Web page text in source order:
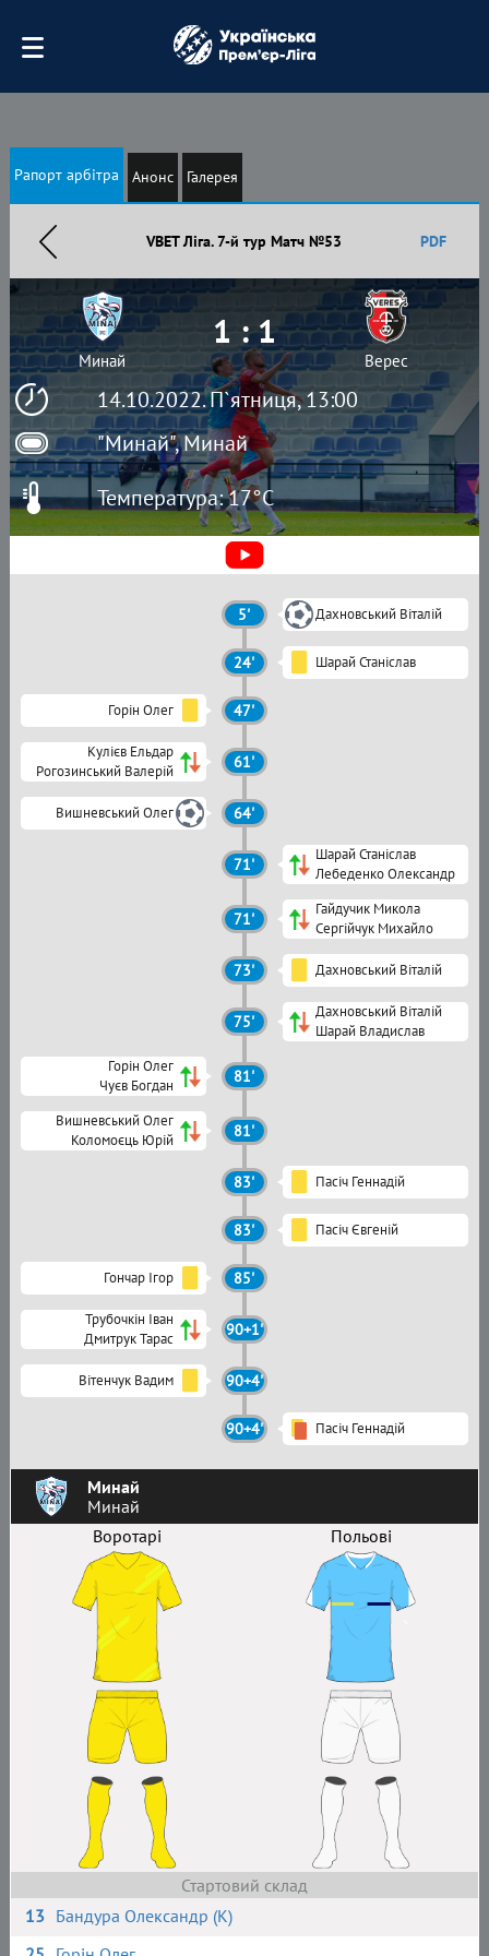
Рапорт арбітра Анонс Галерея
VBET Ліга. 7-й тур Матч №53 PDF
14.10.2022. П`ятниця, 13:00
"Минай", Минай
Минай
1 : 1
Верес
Температура: 17°C
Минай
Минай
Воротарі
Польові
Стартовий склад
13 Бандура Олександр (К)
5' Дахновський Віталій
24' Шарай Станіслав
Горін Олег 47'
Кулієв Ельдар
Рогозинський Валерій
61'
Вишневський Олег 64'
71'
Шарай Станіслав
Лебеденко Олександр
71'
Гайдучик Микола
Сергійчук Михайло
73' Дахновський Віталій
75'
Дахновський Віталій
Шарай Владислав
Горін Олег
Чуєв Богдан
81'
Вишневський Олег
Коломоєць Юрій
81'
83' Пасіч Геннадій
83' Пасіч Євгеній
Гончар Ігор 85'
Трубочкін Іван
Дмитрук Тарас
90+1'
Вітенчук Вадим 90+4'
90+4' Пасіч Геннадій